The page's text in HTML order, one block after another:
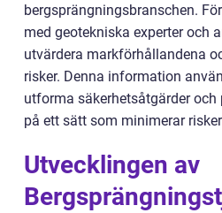
bergsprängningsbranschen.
med geotekniska experter och
utvärdera markförhållandena
risker. Denna information
utforma säkerhetsåtgärder och
på ett sätt som minimerar
Utvecklingen av